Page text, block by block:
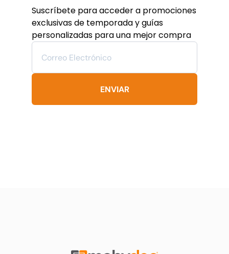
se
pueden
elegir
en
de
Suscríbete para acceder a promociones
exclusivas de temporada y guías
personalizadas para una mejor compra
ENVIAR